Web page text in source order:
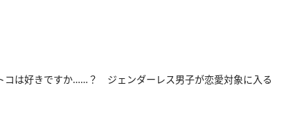
コは好きですか……？ ジェンダーレス男子が恋愛対象に入る